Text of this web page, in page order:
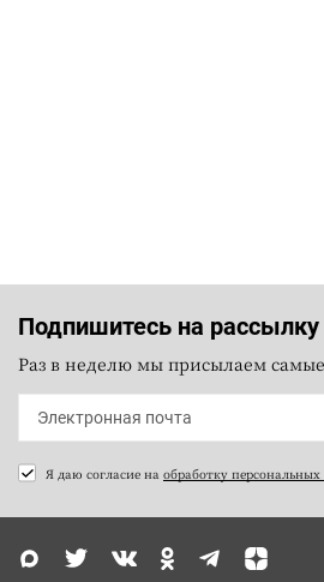
Подпишитесь на рассылку
Раз в неделю мы присылаем
Я даю согласие на обработку